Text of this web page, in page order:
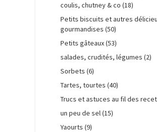
coulis, chutney & co (18)
Petits biscuits et autres
gourmandises (50)
Petits gâteaux(53)
salades, crudités, légumes (2)
Sorbets (6)
Tartes, tourtes (40)
Trucs et astuces au fil des
un peu de sel(15)
Yaourts (9)